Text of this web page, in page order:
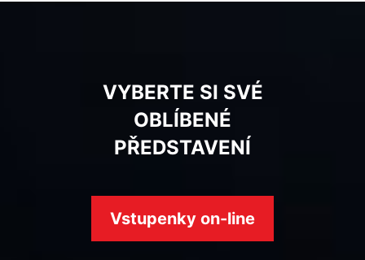
VYBERTE SI SVÉ
OBLÍBENÉ
PŘEDSTAVENÍ
Vstupenky on-line